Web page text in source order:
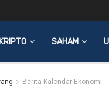
KRIPTO SAHAM
Berita Kalendar Ekonomi